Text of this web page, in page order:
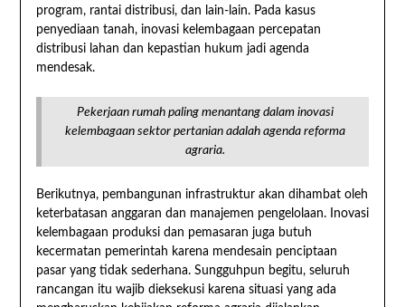
program, rantai distribusi, dan lain-lain. Pada kasus
penyediaan tanah, inovasi kelembagaan percepatan
distribusi lahan dan kepastian hukum jadi agenda
mendesak.
Pekerjaan rumah paling menantang dalam inovasi
kelembagaan sektor pertanian adalah agenda reforma
agraria.
Berikutnya, pembangunan infrastruktur akan dihambat oleh
keterbatasan anggaran dan manajemen pengelolaan. Inovasi
kelembagaan produksi dan pemasaran juga butuh
kecermatan pemerintah karena mendesain penciptaan
pasar yang tidak sederhana. Sungguhpun begitu, seluruh
rancangan itu wajib dieksekusi karena situasi yang ada